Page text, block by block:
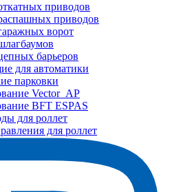
приводов
приводов
ворот
барьеров
для автоматики
парковки
Vector_AP
BFT ESPAS
для роллет
для роллет